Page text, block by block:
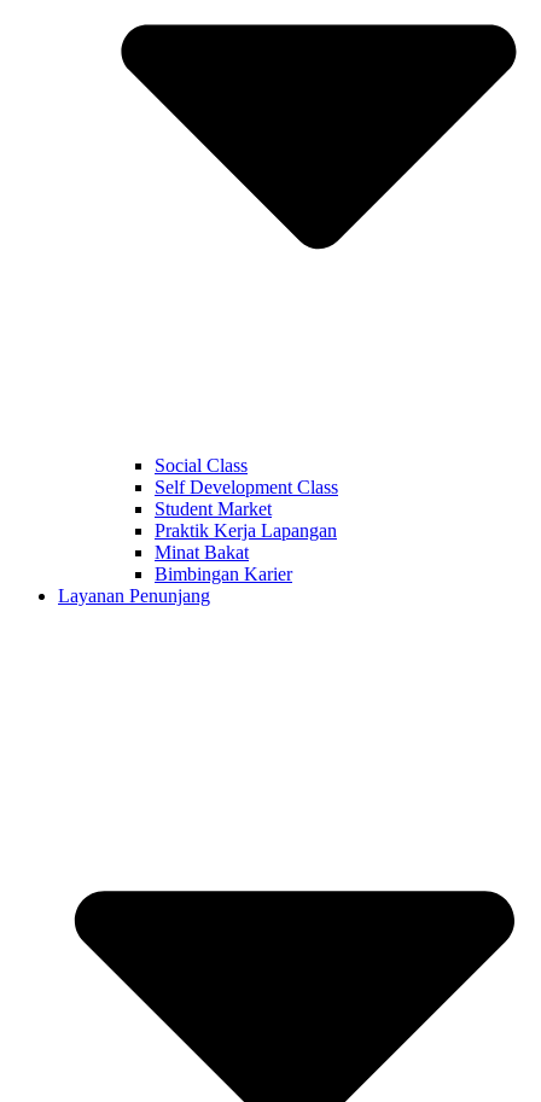
Social Class
Self Development Class
Student Market
Praktik Kerja Lapangan
Minat Bakat
Bimbingan Karier
Layanan Penunjang